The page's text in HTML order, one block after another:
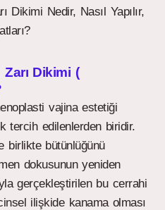
Dikimi Nedir, Nasıl Yapılır,
Zarı Dikimi (
vajina estetiği
tercih edilenlerden biridir.
birlikte bütünlüğünü
dokusunun yeniden
gerçekleştirilen bu cerrahi
ilişkide kanama olması